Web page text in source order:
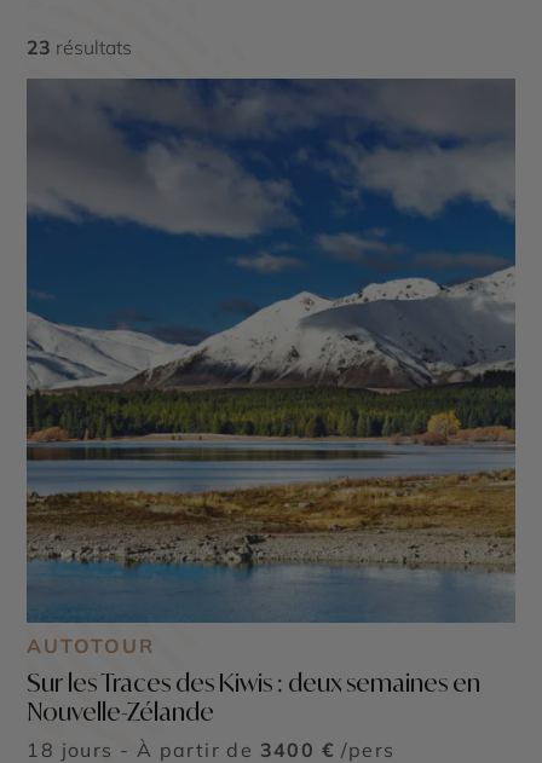
23 résultats
AUTOTOUR
Sur les Traces des Kiwis : deux semaines en
Nouvelle-Zélande
18 jours - À partir de 3400 € /pers